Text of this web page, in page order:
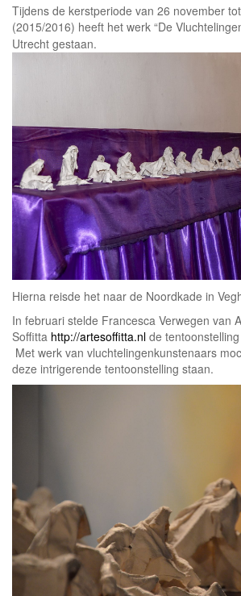
Tijdens de kerstperiode van 26 november
(2015/2016) heeft het werk “De
Utrecht gestaan.
Hierna reisde het naar de Noordkade in
In februari stelde Francesca Verwegen van
Soffitta http://artesoffitta.nl de
Met werk van vluchtelingenkunstenaars
deze intrigerende tentoonstelling staan.